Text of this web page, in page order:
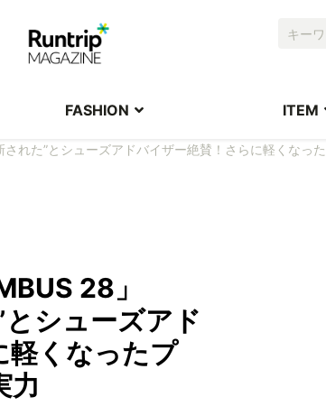
FASHION ITEM
れた”とシューズアドバイザー絶賛！さらに軽くなっ
28」
シューズアド
軽くなったプ
力